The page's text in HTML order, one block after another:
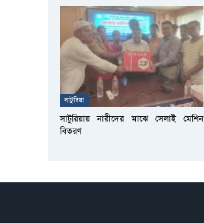
সাটুরিয়া
সাটুরিয়ায় নারীদের মাঝে সেলাই মেশিন
বিতরণ